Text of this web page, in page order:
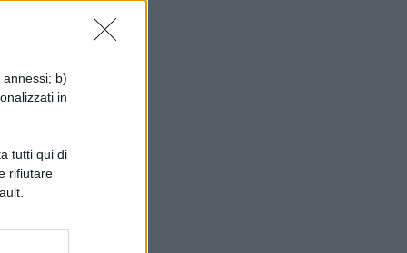
b)
in
tutti qui di
rifiutare